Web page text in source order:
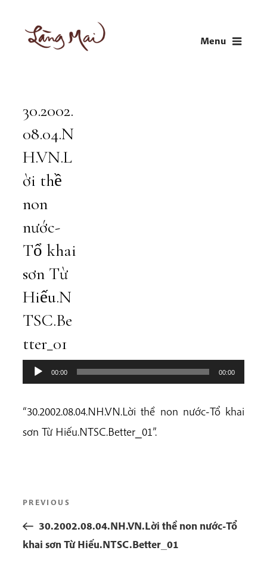
content
Menu
30.2002.
08.04.N
H.VN.L
ời thề
non
nước-
Tổ khai
sơn Từ
Hiếu.N
TSC.Be
tter_01
00:00 00:00
“30.2002.08.04.NH.VN.Lời thề non nước-Tổ khai
sơn Từ Hiếu.NTSC.Better_01”.
Previous
Post
PREVIOUS
30.2002.08.04.NH.VN.Lời thề non nước-Tổ
khai sơn Từ Hiếu.NTSC.Better_01